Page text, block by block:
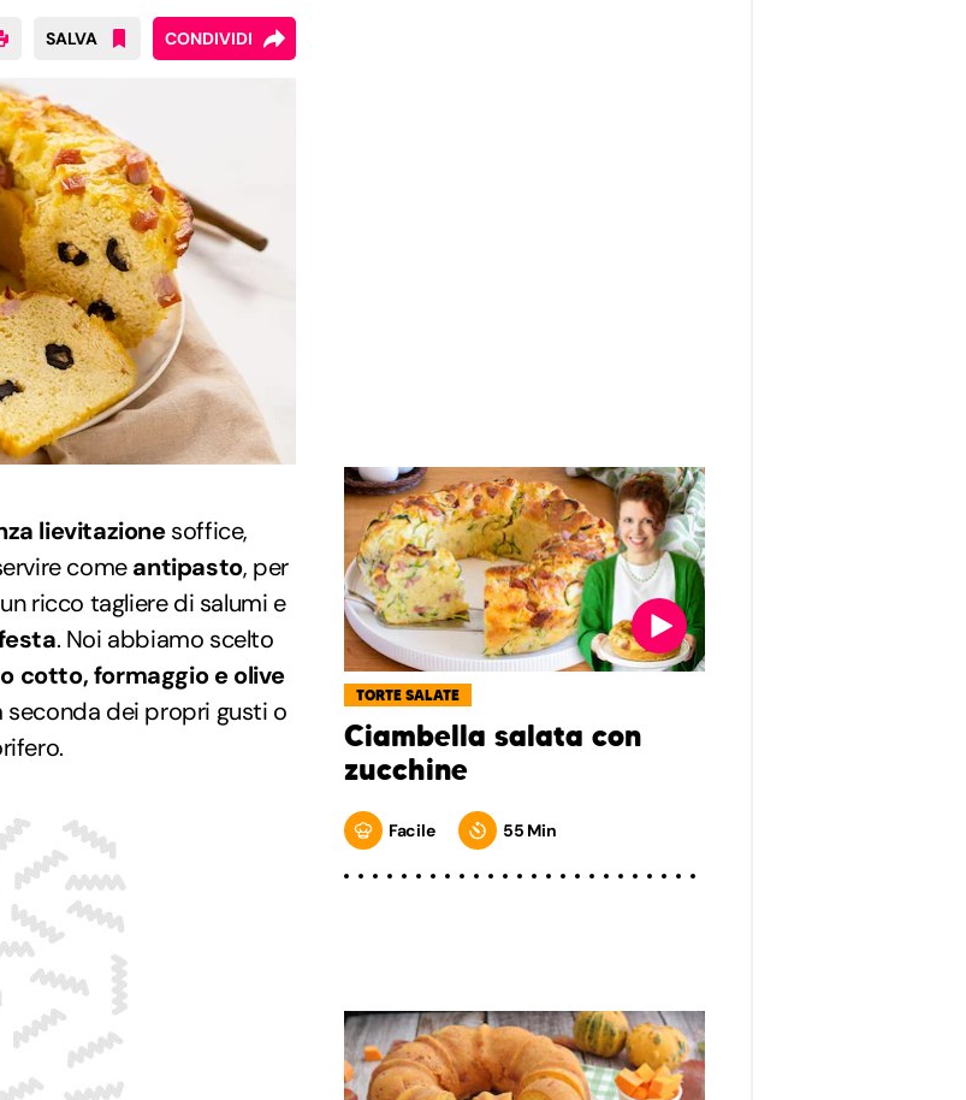
SALVA CONDIVIDI
lievitazionesoffice,
comeantipasto, per
ricco tagliere di salumi e
. Noi abbiamo scelto
cotto, formaggio e olive
seconda dei propri gusti o
TORTE SALATE
Ciambella salata con
zucchine
Facile 55 Min